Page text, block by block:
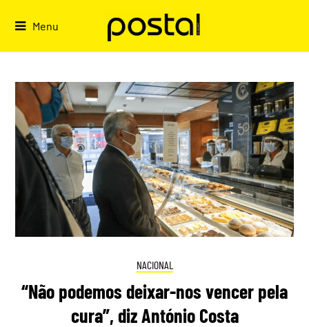
Menu
NACIONAL
“Não podemos deixar-nos vencer pela
cura”, diz António Costa